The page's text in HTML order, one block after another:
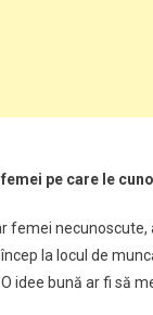
pe care le
femei
la locul de
idee bună ar fi să